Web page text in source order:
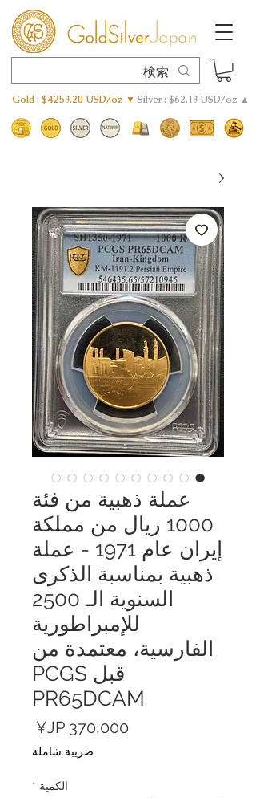
Gold : $4253.20 USD/oz ▼ Silver : $62.13 USD/oz ▲
عملة ذهبية من فئة
1000 ريال من مملكة
إيران عام 1971 - عملة
ذهبية بمناسبة الذكرى
السنوية الـ 2500
للإمبراطورية
الفارسية، معتمدة من
قبل PCGS
PR65DCAM
ضريبة شاملة
الكمية *